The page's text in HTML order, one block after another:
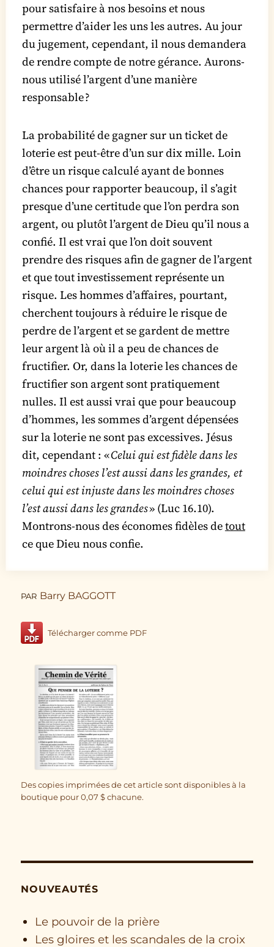
pour satisfaire à nos besoins et nous
permettre d’aider les uns les autres. Au jour
du jugement, cependant, il nous demandera
de rendre compte de notre gérance. Aurons-
nous utilisé l’argent d’une manière
responsable ?
La probabilité de gagner sur un ticket de
loterie est peut-être d’un sur dix mille. Loin
d’être un risque calculé ayant de bonnes
chances pour rapporter beaucoup, il s’agit
presque d’une certitude que l’on perdra son
argent, ou plutôt l’argent de Dieu qu’il nous a
confié. Il est vrai que l’on doit souvent
prendre des risques afin de gagner de l’argent
et que tout investissement représente un
risque. Les hommes d’affaires, pourtant,
cherchent toujours à réduire le risque de
perdre de l’argent et se gardent de mettre
leur argent là où il a peu de chances de
fructifier. Or, dans la loterie les chances de
fructifier son argent sont pratiquement
nulles. Il est aussi vrai que pour beaucoup
d’hommes, les sommes d’argent dépensées
sur la loterie ne sont pas excessives. Jésus
dit, cependant : «Celui qui est fidèle dans les
moindres choses l’est aussi dans les grandes, et
celui qui est injuste dans les moindres choses
l’est aussi dans les grandes» (Luc 16.10).
Montrons-nous des économes fidèles detout
ce que Dieu nous confie.
PAR Barry BAGGOTT
Télécharger comme PDF
Des copies imprimées de cet article sont disponibles à la
boutique pour0,07$chacune.
NOUVEAUTÉS
Le pouvoir de la prière
Les gloires et les scandales de la croix